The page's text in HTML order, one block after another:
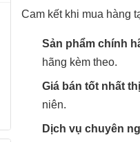
Cam kết khi mua hàng
Sản phẩm chính
hãng kèm theo.
Giá bán tốt nhất
niên.
Dịch vụ chuyên